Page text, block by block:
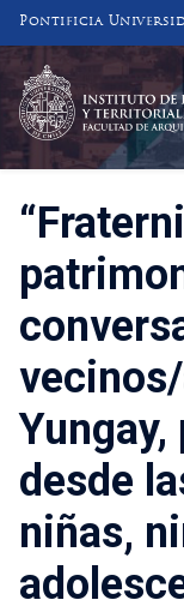
Pontificia
INSTITUTO
Y
FACULTAD DE
desde
niñas,